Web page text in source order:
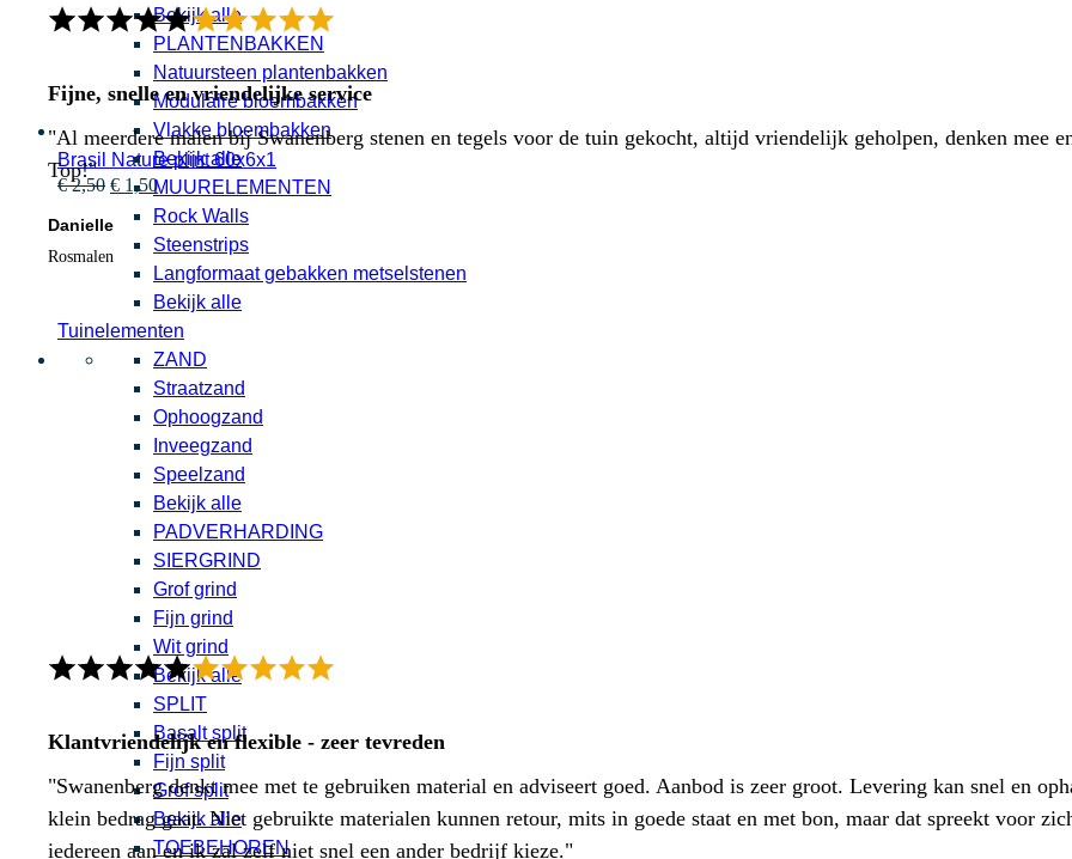
Brasil Nature plint 60x6x1
€2,50 Oorspronkelijke
was:
€ 2,50.
€ 1,50Huidige
prijs
is:
€ 1,50.
Bekijk alle
PLANTENBAKKEN
Natuursteen plantenbakken
Modulaire bloembakken
Vlakke bloembakken
Bekijk alle
MUURELEMENTEN
Rock Walls
Steenstrips
Langformaat gebakken metselstenen
Bekijk alle
Tuinelementen
ZAND
Straatzand
Ophoogzand
Inveegzand
Speelzand
Bekijk alle
PADVERHARDING
SIERGRIND
Grof grind
Fijn grind
Wit grind
Bekijk alle
SPLIT
Basalt split
Fijn split
Grof split
Bekijk alle
TOEBEHOREN
Fijne, snelle en vriendelijke service
"Al meerdere malen bij Swanenberg stenen en tegels voor de tuin gekocht, altijd vriendelijk geholpen, denken mee
Top!"
Danielle
Rosmalen
Klantvriendelijk en flexible - zeer tevreden
"Swanenberg denkt mee met te gebruiken material en adviseert goed. Aanbod is zeer groot. Levering kan snel en
klein bedrag gaat. Niet gebruikte materialen kunnen retour, mits in goede staat en met bon, maar dat spreekt voor
iedereen aan en ik zal zelf niet snel een ander bedrijf kieze."